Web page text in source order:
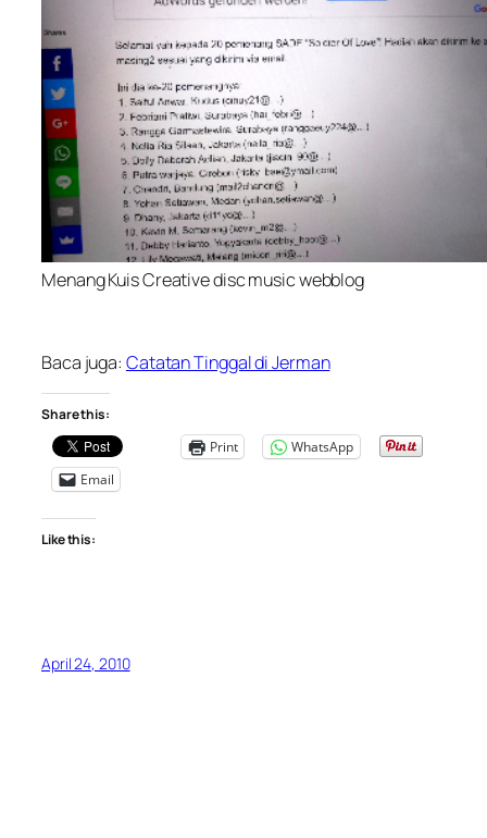
Menang Kuis Creative disc music webblog
Baca juga: Catatan Tinggal di Jerman
Share this:
Print
WhatsApp
Email
Like this:
April 24, 2010